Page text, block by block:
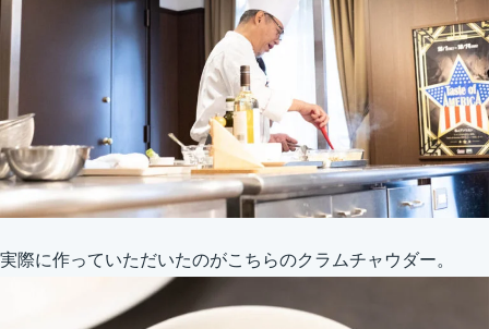
実際に作っていただいたのがこちらのクラムチャウダー。